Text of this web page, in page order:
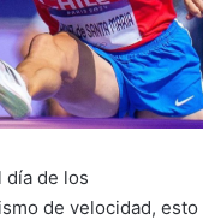
día de los
de velocidad, esto